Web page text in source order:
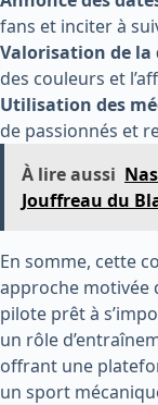
fans et inciter à
Valorisation de
des couleurs et
Utilisation des
de passionnés et
À lire aussi
Jouffreau du
En somme, cette
approche motivée
pilote prêt à
un rôle
offrant une
un sport